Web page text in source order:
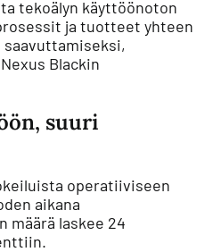
tekoälyn käyttöönoton
ja tuotteet yhteen
Blackin
suuri
operatiiviseen
aikana
määrä laskee 24